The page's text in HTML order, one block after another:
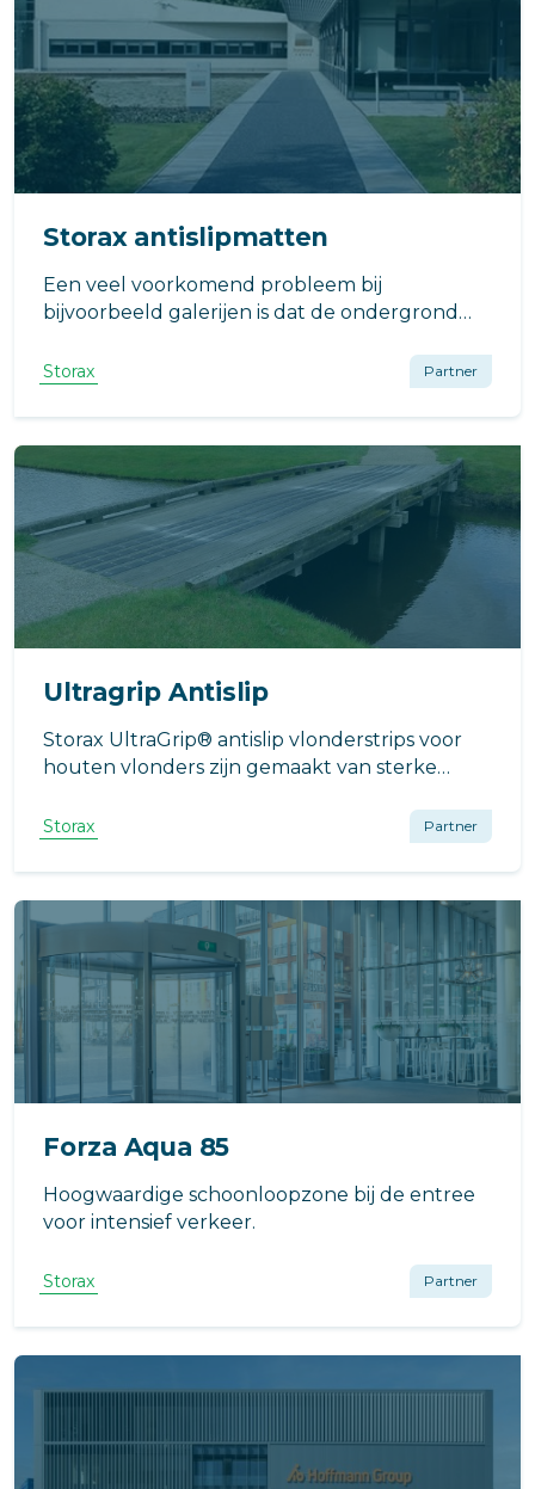
Storax antislipmatten
Een veel voorkomend probleem bij
bijvoorbeeld galerijen is dat de ondergrond
antislipmatten bieden dan uitkomst.
Storax Partner
Ultragrip Antislip
Storax UltraGrip® antislip vlonderstrips voor
houten vlonders zijn gemaakt van sterke
korrelstructuur.
Storax Partner
Forza Aqua 85
Hoogwaardige schoonloopzone bij de entree
voor intensief verkeer.
Storax Partner